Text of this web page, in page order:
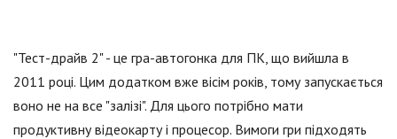
"Тест-драйв 2" - це гра-автогонка для ПК, що вийшла в
2011 році. Цим додатком вже вісім років, тому запускається
воно не на все "залізі". Для цього потрібно мати
продуктивну відеокарту і процесор. Вимоги гри підходять